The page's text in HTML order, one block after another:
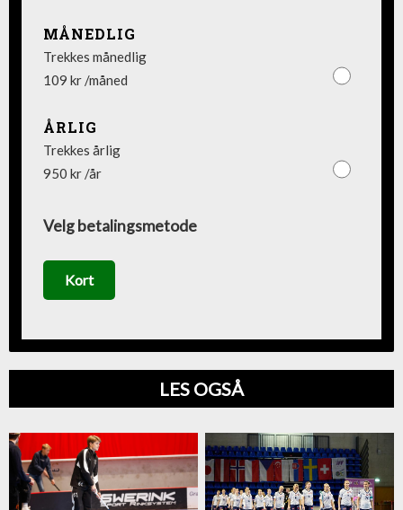
MÅNEDLIG
Trekkes månedlig
109 kr /måned
ÅRLIG
Trekkes årlig
950 kr /år
Velg betalingsmetode
Kort
LES OGSÅ